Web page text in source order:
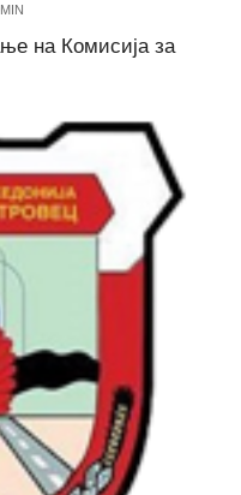
на Комисија за
на
Општина
Петровец